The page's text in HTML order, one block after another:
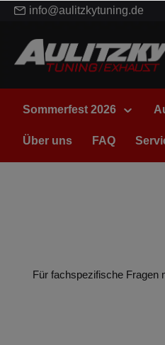
info@aulitzkytuning.de
Sommerfest 2026
Über uns FAQ
Für fachspezifische Fragen